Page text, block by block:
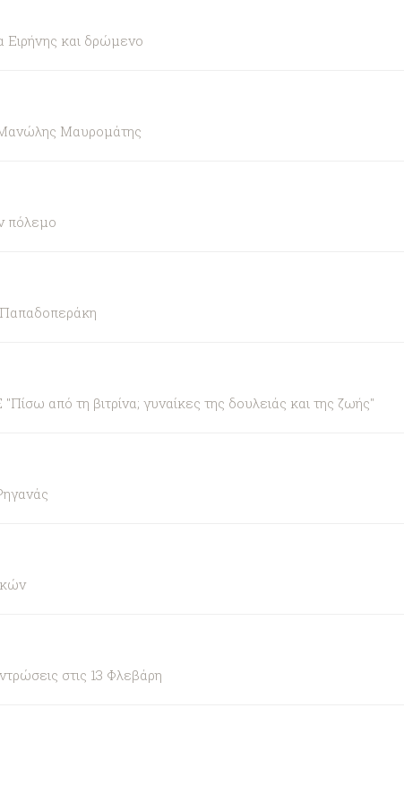
και δρώμενο
Μαυρομάτης
πόλεμο
από τη βιτρίνα; γυναίκες της δουλειάς και της ζωής"
στις 13 Φλεβάρη